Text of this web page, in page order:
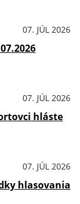
07. JÚL 2026
07. JÚL 2026
hláste
07. JÚL 2026
hlasovania